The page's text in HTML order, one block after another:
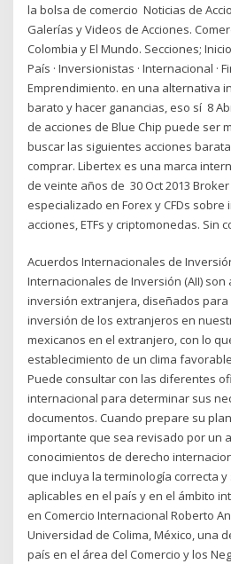
la bolsa de comercio Noticias de
Galerías y Videos de Acciones.
Colombia y El Mundo. Secciones; Inicio
País · Inversionistas · Internacional ·
Emprendimiento. en una alternativa
barato y hacer ganancias, eso sí 8
de acciones de Blue Chip puede ser
buscar las siguientes acciones
comprar. Libertex es una marca
de veinte años de 30 Oct 2013
especializado en Forex y CFDs
acciones, ETFs y criptomonedas. Sin
Acuerdos Internacionales de
Internacionales de Inversión (AII)
inversión extranjera, diseñados
inversión de los extranjeros en
mexicanos en el extranjero, con lo
establecimiento de un clima
Puede consultar con las diferentes
internacional para determinar sus
documentos. Cuando prepare su
importante que sea revisado por un
conocimientos de derecho
que incluya la terminología correcta
aplicables en el país y en el ámbito
en Comercio Internacional Roberto
Universidad de Colima, México, una
país en el área del Comercio y los